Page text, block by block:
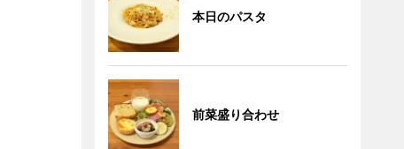
本日のパスタ
前菜盛り合わせ